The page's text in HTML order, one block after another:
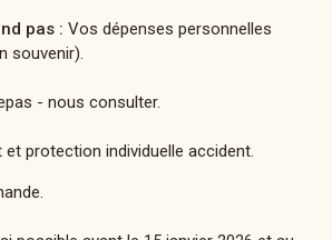
pas : Vos dépenses personnelles
souvenir).
- nous consulter.
et protection individuelle accident.